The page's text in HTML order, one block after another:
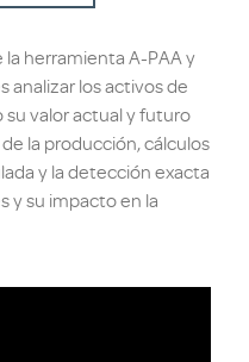
la herramienta A-PAA y
analizar los activos de
su valor actual y futuro
la producción, cálculos
y la detección exacta
y su impacto en la